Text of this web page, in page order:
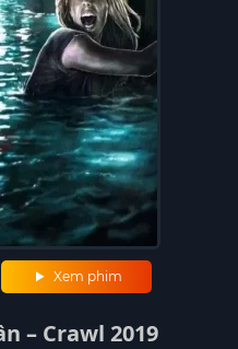
Xem phim
– Crawl 2019